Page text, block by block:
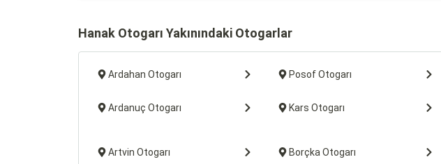
Hanak Otogarı Yakınındaki Otogarlar
Ardahan Otogarı Posof Otogarı
Ardanuç Otogarı Kars Otogarı
Artvin Otogarı Borçka Otogarı